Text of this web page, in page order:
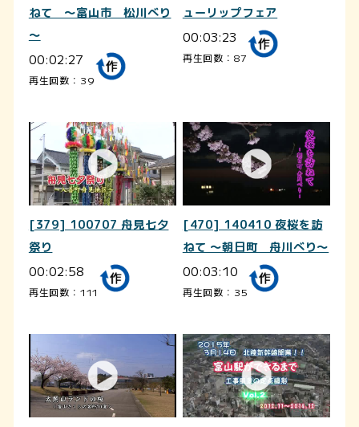
ねて ～富山市 松川べり
～
00:02:27
再生回数：39
ューリップフェア
00:03:23
再生回数：87
[379] 100707 舟見七夕
祭り
00:02:58
再生回数：111
[470] 140410 夜桜を訪
ねて ～朝日町 舟川べり～
00:03:10
再生回数：35